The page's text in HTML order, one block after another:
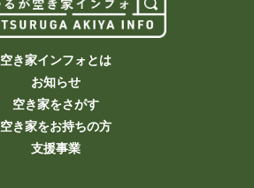
空き家インフォとは
お知らせ
空き家をさがす
空き家をお持ちの方
支援事業